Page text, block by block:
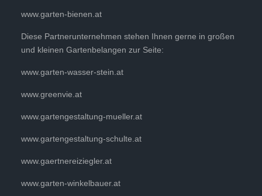
www.garten-bienen.at
Diese Partnerunternehmen stehen Ihnen gerne in großen
und kleinen Gartenbelangen zur Seite:
www.garten-wasser-stein.at
www.greenvie.at
www.gartengestaltung-mueller.at
www.gartengestaltung-schulte.at
www.gaertnereiziegler.at
www.garten-winkelbauer.at